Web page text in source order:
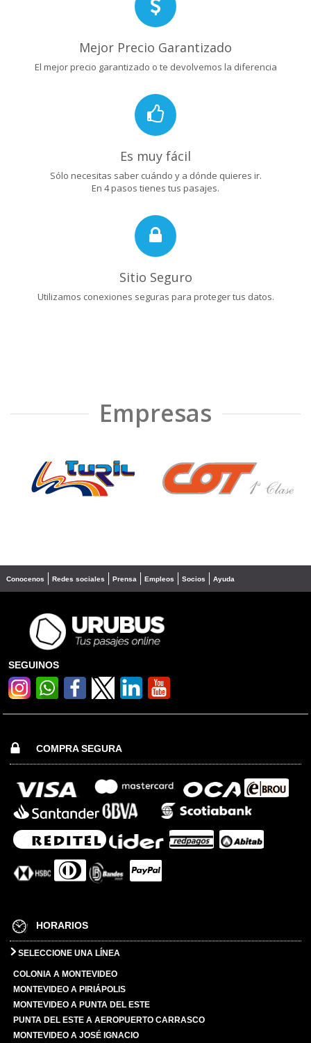
Mejor Precio Garantizado
El mejor precio garantizado o te devolvemos la diferencia
Es muy fácil
Sólo necesitas saber cuándo y a dónde quieres ir.
En 4 pasos tienes tus pasajes.
Sitio Seguro
Utilizamos conexiones seguras para proteger tus datos.
Empresas
❮ ❯
Conocenos Redes sociales Prensa Empleos Socios Ayuda
SEGUINOS
COMPRA SEGURA
HORARIOS
SELECCIONE UNA LÍNEA
COLONIA A MONTEVIDEO
MONTEVIDEO A PIRIÁPOLIS
MONTEVIDEO A PUNTA DEL ESTE
PUNTA DEL ESTE A AEROPUERTO CARRASCO
MONTEVIDEO A JOSÉ IGNACIO